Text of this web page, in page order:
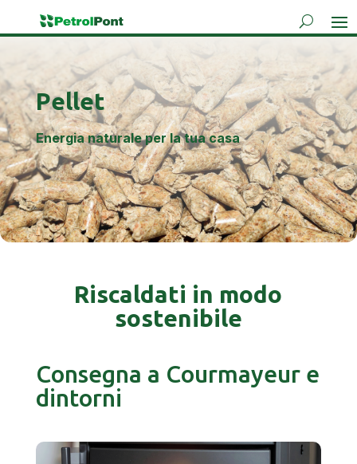
Pellet
Energia naturale per la tua casa
Riscaldati in modo
sostenibile
Consegna a Courmayeur e
dintorni